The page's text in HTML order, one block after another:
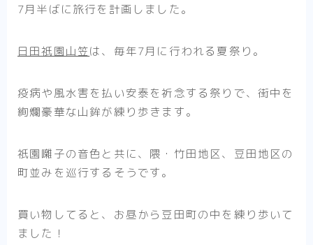
7月半ばに旅行を計画しました。
日田祇園山笠は、毎年7月に行われる夏祭り。
疫病や風水害を払い安泰を祈念する祭りで、街中を
絢爛豪華な山鉾が練り歩きます。
祇園囃子の音色と共に、隈・竹田地区、豆田地区の
町並みを巡行するそうです。
買い物してると、お昼から豆田町の中を練り歩いて
ました！